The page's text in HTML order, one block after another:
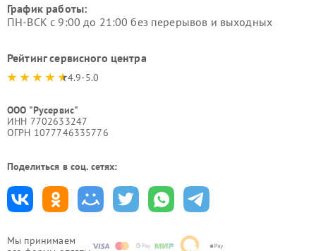
Мы принимаем
График работы:
ПН-ВСК с 9:00 до 21:00 без перерывов и выходных
Рейтинг сервисного центра
4.9-5.0
ООО "Русервис"
ИНН 7702633247
ОГРН 1077746335776
Поделиться в соц. сетях: